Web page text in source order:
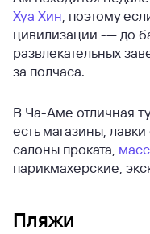
Хуа Хин, поэтому
цивилизации -— до
развлекательных
за полчаса.
В Ча-Аме отличная
есть магазины,
салоны проката,
парикмахерские,
Пляжи